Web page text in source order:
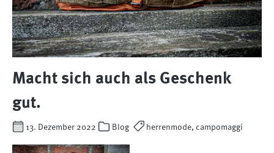
Macht sich auch als Geschenk
gut.
13. Dezember 2022 Blog herrenmode, campomaggi